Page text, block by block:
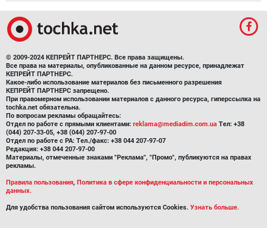
© 2009-2024 КЕПРЕЙТ ПАРТНЕРС. Все права защищены.
Все права на материалы, опубликованные на данном ресурсе, принадлежат
КЕПРЕЙТ ПАРТНЕРС.
Какое-либо использование материалов без письменного разрешения
КЕПРЕЙТ ПАРТНЕРС запрещено.
При правомерном использовании материалов с данного ресурса, гиперссылка на
tochka.net обязательна.
По вопросам рекламы обращайтесь:
Отдел по работе с прямыми клиентами: reklama@mediadim.com.ua Тел: +38
(044) 207-33-05, +38 (044) 207-97-00
Отдел по работе с РА: Тел./факс: +38 044 207-97-07
Редакция: +38 044 207-97-00
Материалы, отмеченные знаками "Реклама", "Промо", публикуются на правах
рекламы.
Правила пользования, Политика в сфере конфиденциальности и персональных
данных.
Для удобства пользования сайтом используются Cookies. Узнать больше.